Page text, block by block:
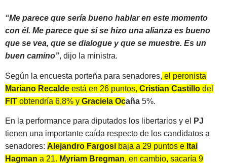
“Me parece que sería bueno hablar en este momento
con él. Me parece que si se hizo una alianza es bueno
que se vea, que se dialogue y que se muestre. Es un
buen camino”, dijo la ministra.
Según la encuesta porteña para senadores, el peronista
Mariano Recalde está en 26 puntos, Cristian Castillo del
FIT obtendría 6,8% y Graciela Ocaña 5%.
En la performance para diputados los libertarios y el
PJ
tienen una importante caída respecto de los candidatos a
senadores: Alejandro Fargosi baja a 29 puntos e Itai
Hagman a 21. Myriam Bregman, en cambio, sacaría 9